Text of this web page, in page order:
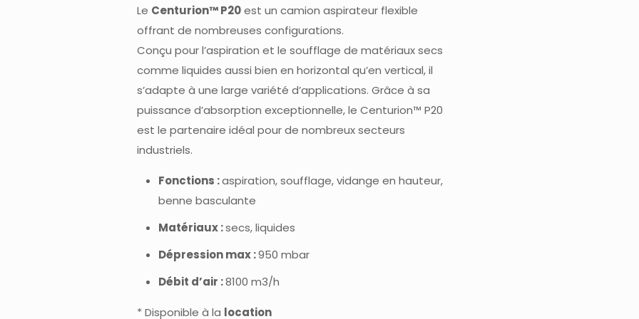
Le Centurion™ P20est un camion aspirateur flexible
offrant de nombreuses configurations.
Conçu pour l’aspiration et le soufflage de matériaux secs
comme liquides aussi bien en horizontal qu’en vertical, il
s’adapte à une large variété d’applications. Grâce à sa
puissance d’absorption exceptionnelle, le Centurion™ P20
est le partenaire idéal pour de nombreux secteurs
industriels.
Fonctions :aspiration, soufflage, vidange en hauteur,
benne basculante
Matériaux :secs, liquides
Dépression max :950 mbar
Débit d’air :8100 m3/h
* Disponible à la location